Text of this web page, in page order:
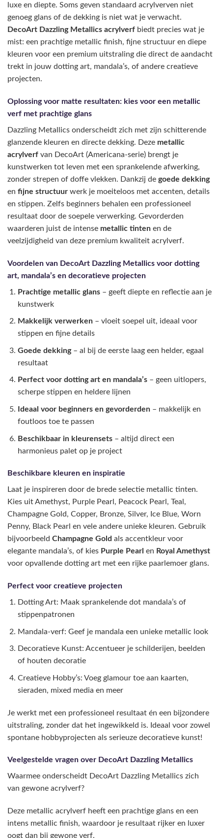
luxe en diepte. Soms geven standaard acrylverven niet
genoeg glans of de dekking is niet wat je verwacht.
DecoArt Dazzling Metallics acrylverf biedt precies wat je
mist: een prachtige metallic finish, fijne structuur en diepe
kleuren voor een premium uitstraling die direct de aandacht
trekt in jouw dotting art, mandala’s, of andere creatieve
projecten.
Oplossing voor matte resultaten: kies voor een metallic
verf met prachtige glans
Dazzling Metallics onderscheidt zich met zijn schitterende
glanzende kleuren en directe dekking. Deze metallic
acrylverf van DecoArt (Americana-serie) brengt je
kunstwerken tot leven met een sprankelende afwerking,
zonder strepen of doffe vlekken. Dankzij de goede dekking
en fijne structuur werk je moeiteloos met accenten, details
en stippen. Zelfs beginners behalen een professioneel
resultaat door de soepele verwerking. Gevorderden
waarderen juist de intense metallic tinten en de
veelzijdigheid van deze premium kwaliteit acrylverf.
Voordelen van DecoArt Dazzling Metallics voor dotting
art, mandala’s en decoratieve projecten
Prachtige metallic glans– geeft diepte en reflectie aan je
kunstwerk
Makkelijk verwerken– vloeit soepel uit, ideaal voor
stippen en fijne details
Goede dekking– al bij de eerste laag een helder, egaal
resultaat
Perfect voor dotting art en mandala’s– geen uitlopers,
scherpe stippen en heldere lijnen
Ideaal voor beginners en gevorderden– makkelijk en
foutloos toe te passen
Beschikbaar in kleurensets– altijd direct een
harmonieus palet op je project
Beschikbare kleuren en inspiratie
Laat je inspireren door de brede selectie metallic tinten.
Kies uit Amethyst, Purple Pearl, Peacock Pearl, Teal,
Champagne Gold, Copper, Bronze, Silver, Ice Blue, Worn
Penny, Black Pearl en vele andere unieke kleuren. Gebruik
bijvoorbeeld Champagne Gold als accentkleur voor
elegante mandala’s, of kies Purple Pearl en Royal Amethyst
voor opvallende dotting art met een rijke paarlemoer glans.
Perfect voor creatieve projecten
Dotting Art: Maak sprankelende dot mandala’s of
stippenpatronen
Mandala-verf: Geef je mandala een unieke metallic look
Decoratieve Kunst: Accentueer je schilderijen, beelden
of houten decoratie
Creatieve Hobby’s: Voeg glamour toe aan kaarten,
sieraden, mixed media en meer
Je werkt met een professioneel resultaat én een bijzondere
uitstraling, zonder dat het ingewikkeld is. Ideaal voor zowel
spontane hobbyprojecten als serieuze decoratieve kunst!
Veelgestelde vragen over DecoArt Dazzling Metallics
Waarmee onderscheidt DecoArt Dazzling Metallics zich
van gewone acrylverf?
Deze metallic acrylverf heeft een prachtige glans en een
intens metallic finish, waardoor je resultaat rijker en luxer
oogt dan bij gewone verf.